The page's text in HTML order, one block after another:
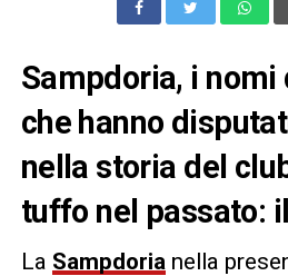
Sampdoria, i
che hanno
nella storia del
tuffo nel passato:
La Sampdorianella